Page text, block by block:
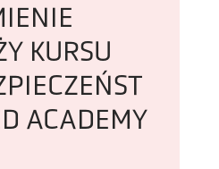
KURSU
ACADEMY